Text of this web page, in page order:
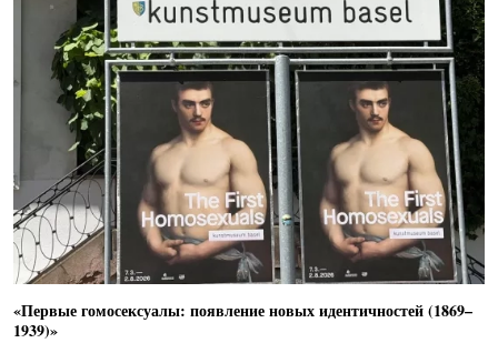
«Первые гомосексуалы: появление новых идентичностей (1869–
1939)»